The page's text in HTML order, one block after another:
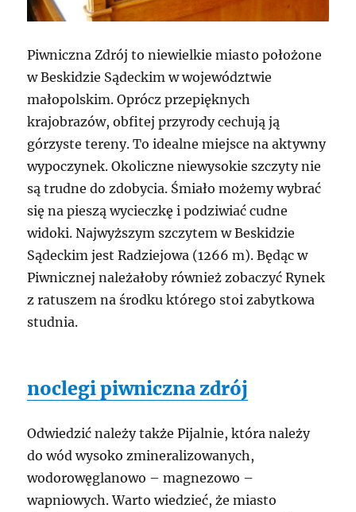
Piwniczna Zdrój to niewielkie miasto położone
w Beskidzie Sądeckim w województwie
małopolskim. Oprócz przepięknych
krajobrazów, obfitej przyrody cechują ją
górzyste tereny. To idealne miejsce na aktywny
wypoczynek. Okoliczne niewysokie szczyty nie
są trudne do zdobycia. Śmiało możemy wybrać
się na pieszą wycieczkę i podziwiać cudne
widoki. Najwyższym szczytem w Beskidzie
Sądeckim jest Radziejowa (1266 m). Będąc w
Piwnicznej należałoby również zobaczyć Rynek
z ratuszem na środku którego stoi zabytkowa
studnia.
noclegi piwniczna zdrój
Odwiedzić należy także Pijalnie, która należy
do wód wysoko zmineralizowanych,
wodorowęglanowo – magnezowo –
wapniowych. Warto wiedzieć, że miasto